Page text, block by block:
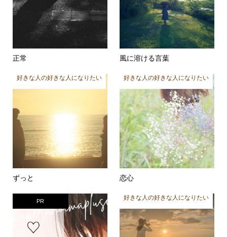
正常 風に溶ける言葉
好きな人の好きな人になりたい
ずっと
好きな人の好きな人になりたい
恋心
PR 好きな人の好きな人になりたい